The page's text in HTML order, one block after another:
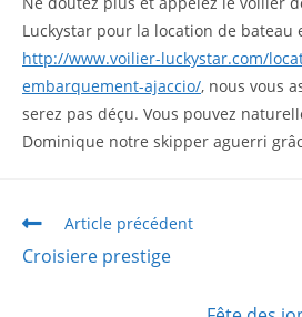
Luckystar pour la location de bateau
http://www.voilier-luckystar.com/
embarquement-ajaccio/, nous vous
serez pas déçu. Vous pouvez
Dominique notre skipper aguerri
Article précédent
Croisiere prestige